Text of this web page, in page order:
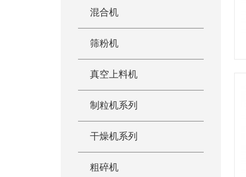
混合机
筛粉机
真空上料机
制粒机系列
干燥机系列
粗碎机